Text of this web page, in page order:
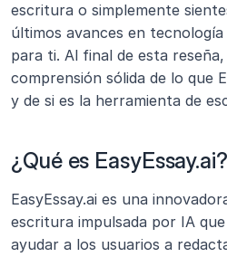
escritura o simplemente
últimos avances en
para ti. Al final de esta
comprensión sólida de lo que
y de si es la herramienta de
¿Qué es EasyEssay.ai?
EasyEssay.ai es una
escritura impulsada por IA
ayudar a los usuarios a